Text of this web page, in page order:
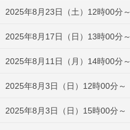
2025年8月23日（土）12時00分～
2025年8月17日（日）13時00分～
2025年8月11日（月）14時00分～
2025年8月3日（日）12時00分～
2025年8月3日（日）15時00分～